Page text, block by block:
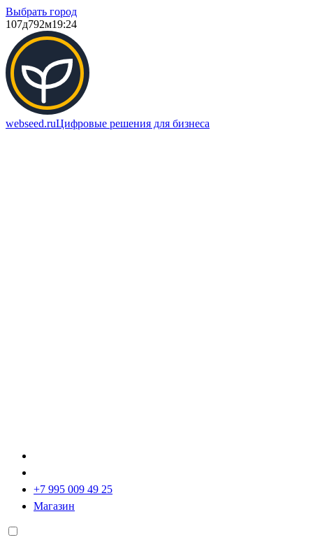
Выбрать город
107д792м19:24
webseed.ruЦифровые решения для бизнеса
+7 995 009 49 25
Магазин